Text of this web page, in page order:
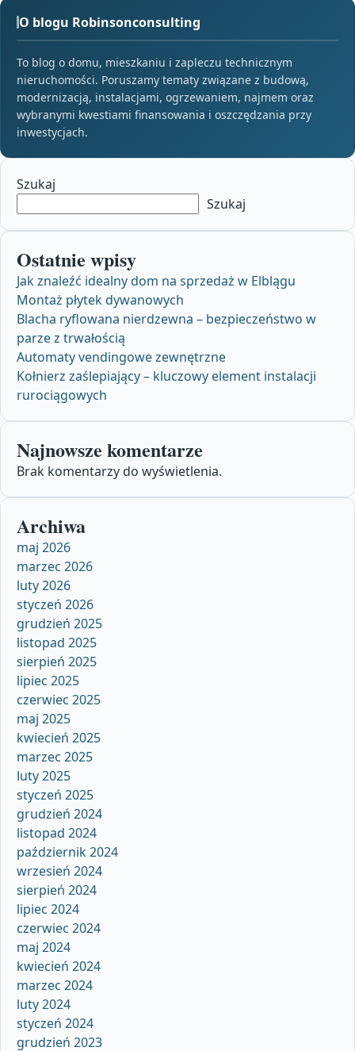
O blogu Robinsonconsulting
To blog o domu, mieszkaniu i zapleczu technicznym
nieruchomości. Poruszamy tematy związane z budową,
modernizacją, instalacjami, ogrzewaniem, najmem oraz
wybranymi kwestiami finansowania i oszczędzania przy
inwestycjach.
Szukaj
Szukaj
Ostatnie wpisy
Jak znaleźć idealny dom na sprzedaż w Elblągu
Montaż płytek dywanowych
Blacha ryflowana nierdzewna – bezpieczeństwo w
parze z trwałością
Automaty vendingowe zewnętrzne
Kołnierz zaślepiający – kluczowy element instalacji
rurociągowych
Najnowsze komentarze
Brak komentarzy do wyświetlenia.
Archiwa
maj 2026
marzec 2026
luty 2026
styczeń 2026
grudzień 2025
listopad 2025
sierpień 2025
lipiec 2025
czerwiec 2025
maj 2025
kwiecień 2025
marzec 2025
luty 2025
styczeń 2025
grudzień 2024
listopad 2024
październik 2024
wrzesień 2024
sierpień 2024
lipiec 2024
czerwiec 2024
maj 2024
kwiecień 2024
marzec 2024
luty 2024
styczeń 2024
grudzień 2023